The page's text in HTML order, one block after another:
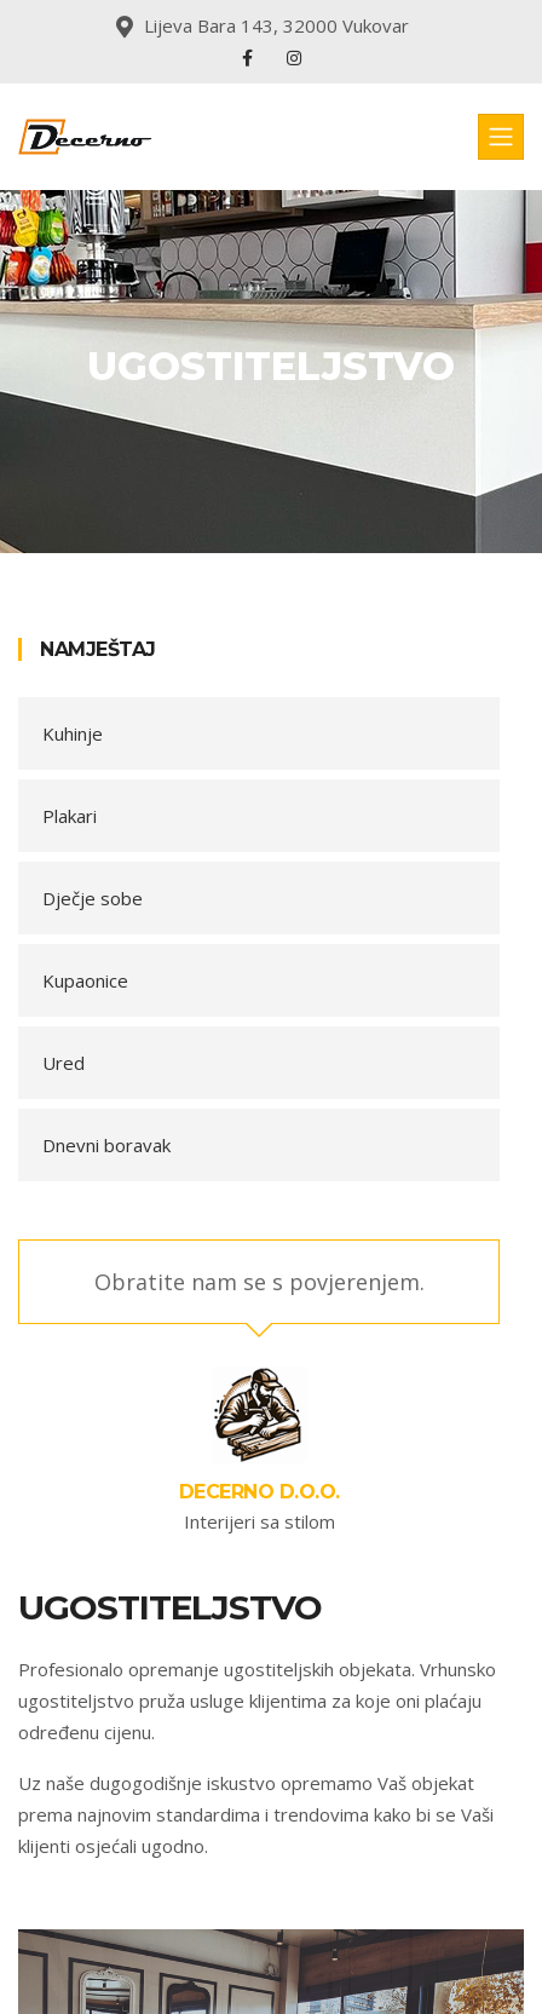
Lijeva Bara 143, 32000 Vukovar
UGOSTITELJSTVO
NAMJEŠTAJ
Kuhinje
Plakari
Dječje sobe
Kupaonice
Ured
Dnevni boravak
Obratite nam se s povjerenjem.
DECERNO D.O.O.
Interijeri sa stilom
UGOSTITELJSTVO
Profesionalo opremanje ugostiteljskih objekata. Vrhunsko
ugostiteljstvo pruža usluge klijentima za koje oni plaćaju
određenu cijenu.
Uz naše dugogodišnje iskustvo opremamo Vaš objekat
prema najnovim standardima i trendovima kako bi se Vaši
klijenti osjećali ugodno.